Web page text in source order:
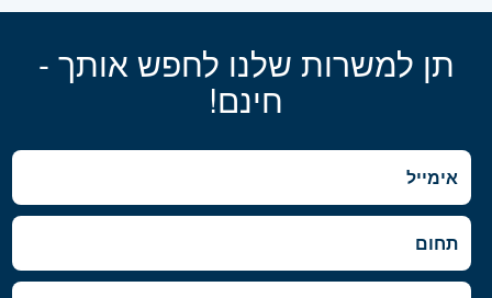
תן למשרות שלנו לחפש אותך -
חינם!